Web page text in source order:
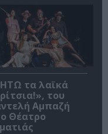
τα λαϊκά
του
Αμπαζή
Θέατρο